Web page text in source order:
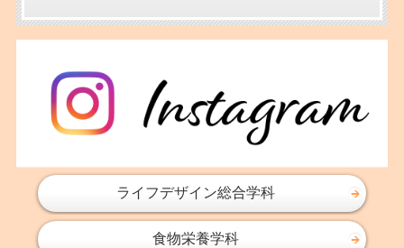
ライフデザイン総合学科
食物栄養学科